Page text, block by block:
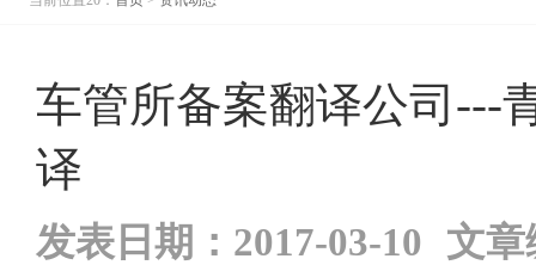
车管所备案翻译公司---
译
发表日期：2017-03-10
文章